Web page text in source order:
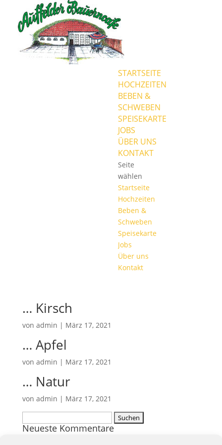
STARTSEITE
HOCHZEITEN
BEBEN &
SCHWEBEN
SPEISEKARTE
JOBS
ÜBER UNS
KONTAKT
Seite
wählen
Startseite
Hochzeiten
Beben &
Schweben
Speisekarte
Jobs
Über uns
Kontakt
… Kirsch
von admin | März 17, 2021
… Apfel
von admin | März 17, 2021
… Natur
von admin | März 17, 2021
nach:
Neueste Kommentare